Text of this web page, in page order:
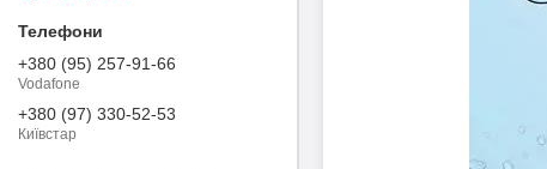
+380 (95) 257-91-66
Vodafone
+380 (97) 330-52-53
Київстар